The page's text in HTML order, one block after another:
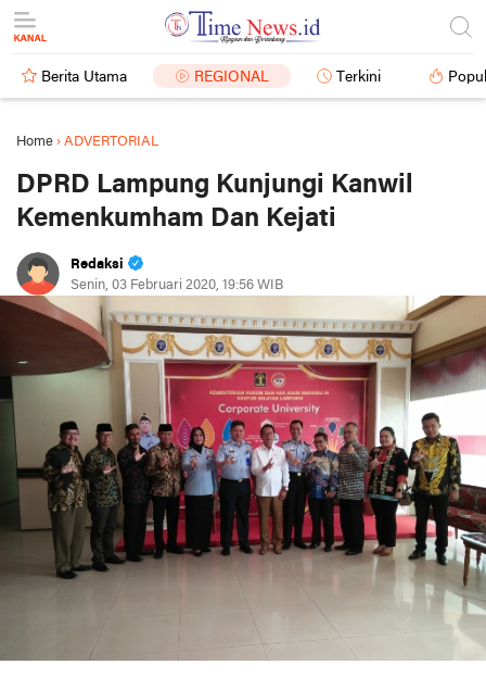
Berita Utama REGIONAL Terkini
Home › ADVERTORIAL
DPRD Lampung Kunjungi Kanwil
Kemenkumham Dan Kejati
Redaksi
Senin, 03 Februari 2020, 19:56 WIB